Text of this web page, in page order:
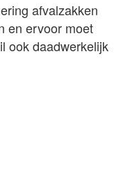
afvalzakken
en ervoor moet
ook daadwerkelijk